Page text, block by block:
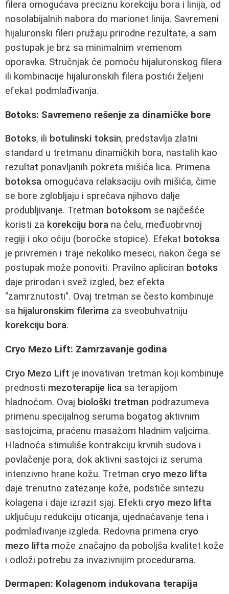
filera omogućava preciznu korekciju bora i linija, od
nosolabijalnih nabora do marionet linija. Savremeni
hijaluronski fileri pružaju prirodne rezultate, a sam
postupak je brz sa minimalnim vremenom
oporavka. Stručnjak će pomoću hijaluronskog filera
ili kombinacije hijaluronskih filera postići željeni
efekat podmlađivanja.
Botoks: Savremeno rešenje za dinamičke bore
Botoks, ili botulinski toksin, predstavlja zlatni
standard u tretmanu dinamičkih bora, nastalih kao
rezultat ponavljanih pokreta mišića lica. Primena
botoksa omogućava relaksaciju ovih mišića, čime
se bore zglobljaju i sprečava njihovo dalje
produbljivanje. Tretman botoksom se najčešće
koristi za korekciju bora na čelu, međuobrvnoj
regiji i oko očiju (boročke stopice). Efekat botoksa
je privremen i traje nekoliko meseci, nakon čega se
postupak može ponoviti. Pravilno apliciran botoks
daje prirodan i svež izgled, bez efekta
"zamrznutosti". Ovaj tretman se često kombinuje
sa hijaluronskim filerima za sveobuhvatniju
korekciju bora.
Cryo Mezo Lift: Zamrzavanje godina
Cryo Mezo Lift je inovativan tretman koji kombinuje
prednosti mezoterapije lica sa terapijom
hladnoćom. Ovaj biološki tretman podrazumeva
primenu specijalnog seruma bogatog aktivnim
sastojcima, praćenu masažom hladnim valjcima.
Hladnoća stimuliše kontrakciju krvnih sudova i
povlačenje pora, dok aktivni sastojci iz seruma
intenzivno hrane kožu. Tretman cryo mezo lifta
daje trenutno zatezanje kože, podstiče sintezu
kolagena i daje izrazit sjaj. Efekti cryo mezo lifta
uključuju redukciju oticanja, ujednačavanje tena i
podmlađivanje izgleda. Redovna primena cryo
mezo lifta može značajno da poboljša kvalitet kože
i odloži potrebu za invazivnijim procedurama.
Dermapen: Kolagenom indukovana terapija